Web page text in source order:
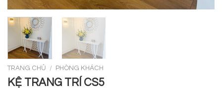
TRANG CHỦ / PHÒNG KHÁCH
KỆ TRANG TRÍ CS5